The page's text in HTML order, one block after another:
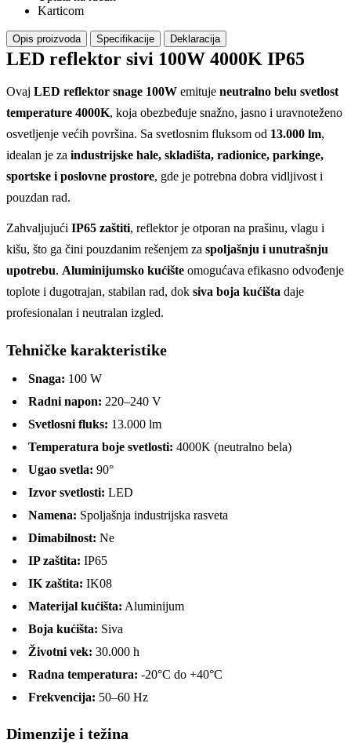
Karticom
Opis proizvoda Specifikacije Deklaracija
LED reflektor sivi 100W 4000K IP65
Ovaj LED reflektor snage 100W emituje neutralno belu svetlost
temperature 4000K, koja obezbeđuje snažno, jasno i uravnoteženo
osvetljenje većih površina. Sa svetlosnim fluksom od 13.000 lm,
idealan je za industrijske hale, skladišta, radionice, parkinge,
sportske i poslovne prostore, gde je potrebna dobra vidljivost i
pouzdan rad.
Zahvaljujući IP65 zaštiti, reflektor je otporan na prašinu, vlagu i
kišu, što ga čini pouzdanim rešenjem za spoljašnju i unutrašnju
upotrebu. Aluminijumsko kućište omogućava efikasno odvođenje
toplote i dugotrajan, stabilan rad, dok siva boja kućišta daje
profesionalan i neutralan izgled.
Tehničke karakteristike
Snaga: 100 W
Radni napon: 220–240 V
Svetlosni fluks: 13.000 lm
Temperatura boje svetlosti: 4000K (neutralno bela)
Ugao svetla: 90°
Izvor svetlosti: LED
Namena: Spoljašnja industrijska rasveta
Dimabilnost: Ne
IP zaštita: IP65
IK zaštita: IK08
Materijal kućišta: Aluminijum
Boja kućišta: Siva
Životni vek: 30.000 h
Radna temperatura: -20°C do +40°C
Frekvencija: 50–60 Hz
Dimenzije i težina